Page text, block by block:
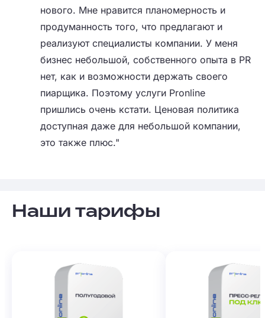
нового. Мне нравится планомерность и
продуманность того, что предлагают и
реализуют специалисты компании. У меня
бизнес небольшой, собственного опыта в PR
нет, как и возможности держать своего
пиарщика. Поэтому услуги Pronline
пришлись очень кстати. Ценовая политика
доступная даже для небольшой компании,
это также плюс."
Наши тарифы